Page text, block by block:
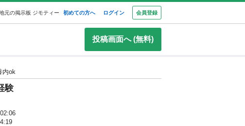
元の掲示板 ジモティー 初めての方へ ログイン 会員登録
投稿画面へ (無料)
内ok
験